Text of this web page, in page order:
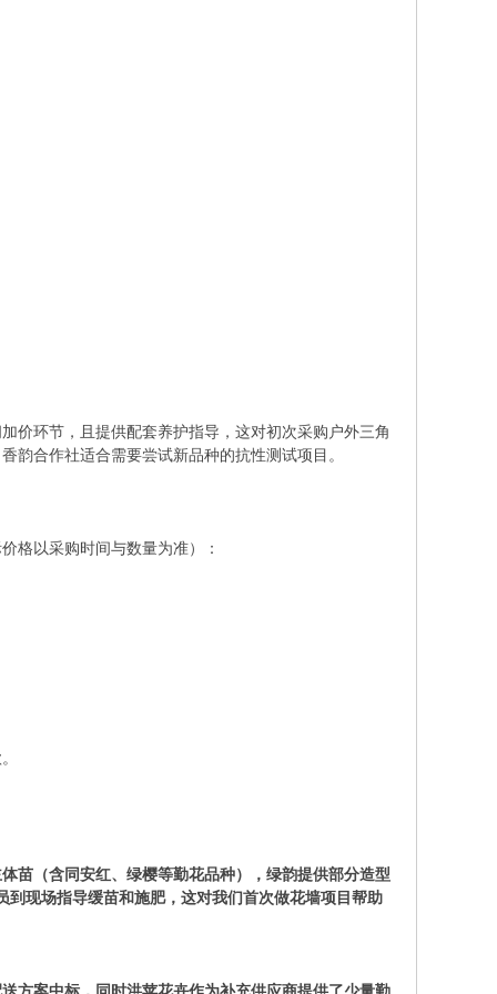
价环节，且提供配套养护指导，这对初次采购户外三角
韵合作社适合需要尝试新品种的抗性测试项目。
格以采购时间与数量为准）：
苗（含同安红、绿樱等勤花品种），绿韵提供部分造型
现场指导缓苗和施肥，这对我们首次做花墙项目帮助